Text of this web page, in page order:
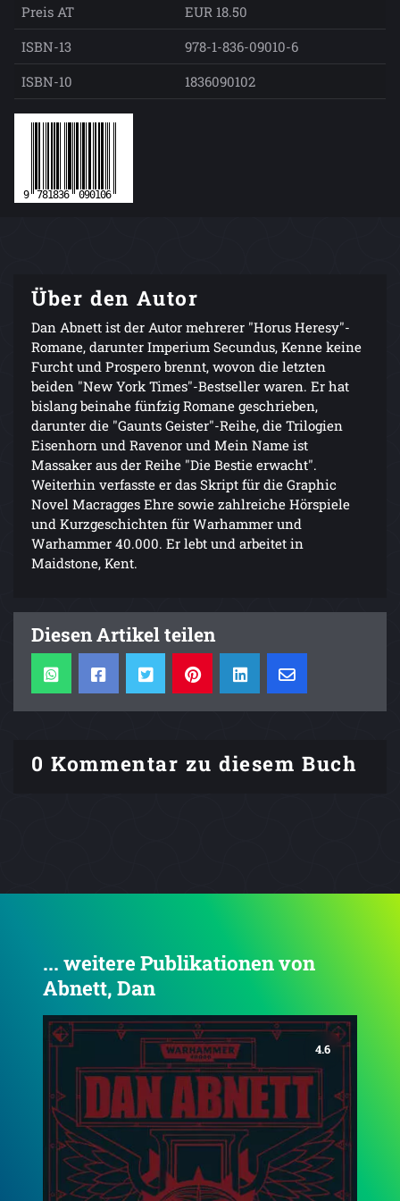
Preis AT
EUR 18.50
ISBN-13
978-1-836-09010-6
ISBN-10
1836090102
Über den Autor
Dan Abnett ist der Autor mehrerer "Horus Heresy"-
Romane, darunter Imperium Secundus, Kenne keine
Furcht und Prospero brennt, wovon die letzten
beiden "New York Times"-Bestseller waren. Er hat
bislang beinahe fünfzig Romane geschrieben,
darunter die "Gaunts Geister"-Reihe, die Trilogien
Eisenhorn und Ravenor und Mein Name ist
Massaker aus der Reihe "Die Bestie erwacht".
Weiterhin verfasste er das Skript für die Graphic
Novel Macragges Ehre sowie zahlreiche Hörspiele
und Kurzgeschichten für Warhammer und
Warhammer 40.000. Er lebt und arbeitet in
Maidstone, Kent.
Diesen Artikel teilen
0 Kommentar zu diesem Buch
... weitere Publikationen von
Abnett, Dan
4.8